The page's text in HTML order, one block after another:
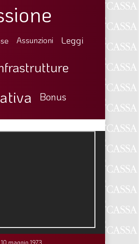
Assunzioni Leggi
Bonus
maggio 1973